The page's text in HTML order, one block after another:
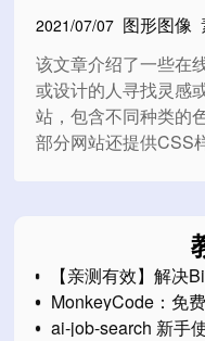
2021/07/07 图形图像
该文章介绍了一些在
或设计的人寻找灵感
站，包含不同种类的
部分网站还提供CSS
【亲测有效】解决
2026.7.0 显示保险
MonkeyCode：免
发环境
ai-job-search 新手